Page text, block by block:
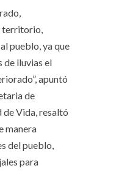
territorio,
pueblo, ya que
de lluvias el
apuntó
de
de Vida, resaltó
manera
del pueblo,
para